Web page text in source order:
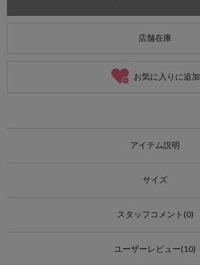
店舗在庫
お気に入りに追加
アイテム説明
サイズ
スタッフコメント(0)
ユーザーレビュー(10)